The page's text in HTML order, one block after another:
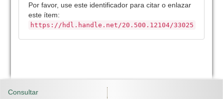
Por favor, use este identificador para citar o enlazar
este ítem:
https://hdl.handle.net/20.500.12104/33025
Consultar